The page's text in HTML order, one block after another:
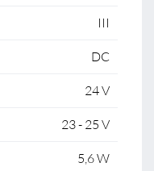
III
DC
24 V
23 - 25 V
5,6 W